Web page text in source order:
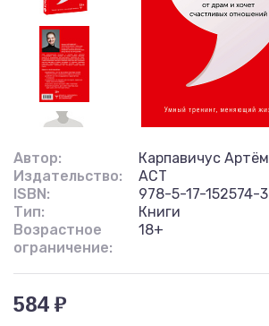
Автор:
Карпавичус Артём
Издательство:
АСТ
ISBN:
978-5-17-152574-3
Тип:
Книги
Возрастное
ограничение:
18+
584 ₽